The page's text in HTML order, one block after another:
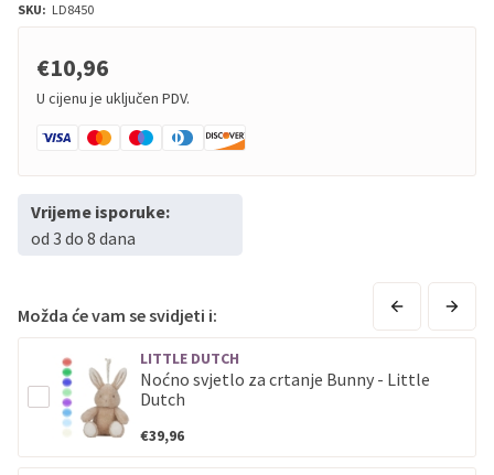
SKU: LD8450
€10,96
U cijenu je uključen PDV.
Vrijeme isporuke:
od 3 do 8 dana
Možda će vam se svidjeti i:
LITTLE DUTCH
Noćno svjetlo za crtanje Bunny - Little
Dutch
€39,96